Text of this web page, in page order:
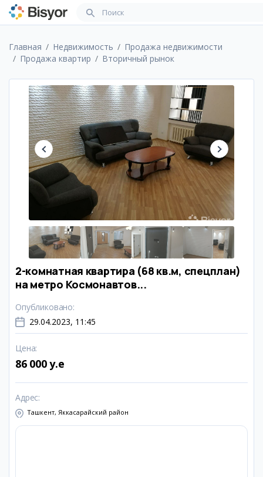
Главная Недвижимость
Продажа недвижимости
Продажа квартир
Вторичный рынок
2-комнатная квартира (68 кв.м, спецплан)
на метро Космонавтов...
Опубликовано:
29.04.2023, 11:45
Цена:
86 000 y.e
Адрес:
Ташкент, Яккасарайский район